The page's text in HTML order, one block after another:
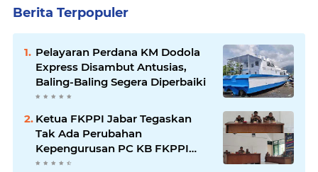
Berita Terpopuler
Pelayaran Perdana KM Dodola
Express Disambut Antusias,
Baling-Baling Segera Diperbaiki
Ketua FKPPI Jabar Tegaskan
Tak Ada Perubahan
Kepengurusan PC KB FKPPI
Sumedang, Ketua Cabang